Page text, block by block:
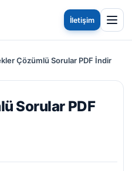
İletişim
Çözümlü Sorular PDF İndir
Sorular PDF